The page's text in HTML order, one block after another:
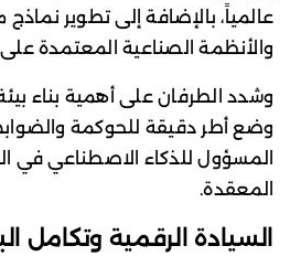
عالمياً، بالإضافة إلى تطوير
والأنظمة الصناعية المعتمدة على
وشدد الطرفان على أهمية بناء
وضع أطر دقيقة للحوكمة والضوابط
المسؤول للذكاء الاصطناعي في
المعقدة.
السيادة الرقمية وتكامل